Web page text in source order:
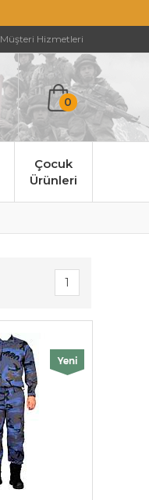
Müşteri Hizmetleri
0
Çocuk
Ürünleri
1